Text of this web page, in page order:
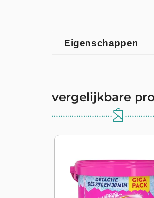
Eigenschappen
vergelijkbare